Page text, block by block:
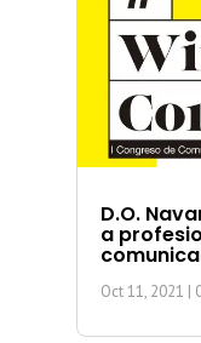
D.O.
a
Oct 11, 2021 |